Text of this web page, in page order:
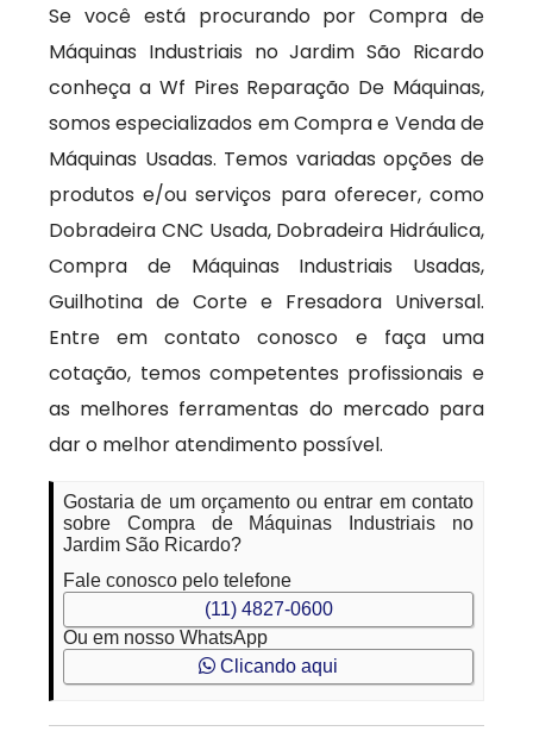
Se você está procurando por Compra de
Máquinas Industriais no Jardim São Ricardo
conheça a Wf Pires Reparação De Máquinas,
somos especializados em Compra e Venda de
Máquinas Usadas. Temos variadas opções de
produtos e/ou serviços para oferecer, como
Dobradeira CNC Usada, Dobradeira Hidráulica,
Compra de Máquinas Industriais Usadas,
Guilhotina de Corte e Fresadora Universal.
Entre em contato conosco e faça uma
cotação, temos competentes profissionais e
as melhores ferramentas do mercado para
dar o melhor atendimento possível.
Gostaria de um orçamento ou entrar em contato
sobre Compra de Máquinas Industriais no
Jardim São Ricardo?
Fale conosco pelo telefone
(11) 4827-0600
Ou em nosso WhatsApp
Clicando aqui